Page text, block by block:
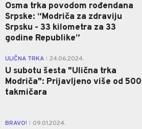
Osma trka povodom rođendana
Srpske: “Modriča za zdraviju
Srpsku - 33 kilometra za 33
godine Republike”
ULIČNA TRKA 24.06.2024.
U subotu šesta "Ulična trka
Modriča": Prijavljeno više od 500
takmičara
BRAVO! 09.01.2024.